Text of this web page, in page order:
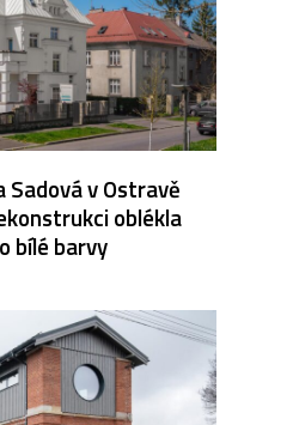
Sadová v Ostravě
oblékla
bílé barvy